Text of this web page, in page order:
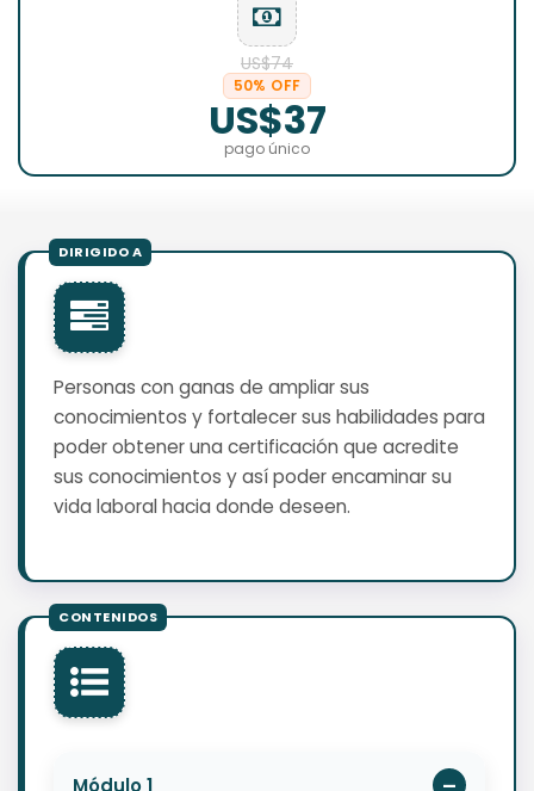
US$74
50% OFF
US$37
pago único
Personas con ganas de ampliar sus
conocimientos y fortalecer sus habilidades para
poder obtener una certificación que acredite
sus conocimientos y así poder encaminar su
vida laboral hacia donde deseen.
Módulo 1